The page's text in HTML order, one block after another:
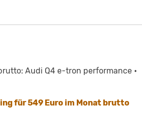
Audi Q4 e-tron performance •
für 549 Euro im Monat brutto